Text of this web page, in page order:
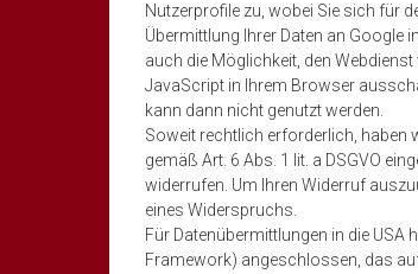
Nutzerprofile zu, wobei Sie sich für
Übermittlung Ihrer Daten an Google
auch die Möglichkeit, den
JavaScript in Ihrem Browser
kann dann nicht genutzt werden.
Soweit rechtlich erforderlich, haben
gemäß Art. 6 Abs. 1 lit. a DSGVO
widerrufen. Um Ihren Widerruf
eines Widerspruchs.
Für Datenübermittlungen in die USA
Framework) angeschlossen, das